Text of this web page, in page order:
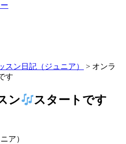
スン日記（ジュニア） > オンラ
す
ン スタートです
ア）